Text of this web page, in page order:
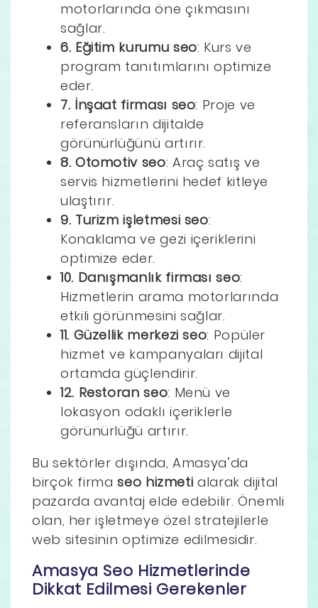
motorlarında öne çıkmasını
sağlar.
6. Eğitim kurumu seo: Kurs ve
program tanıtımlarını optimize
eder.
7. İnşaat firması seo: Proje ve
referansların dijitalde
görünürlüğünü artırır.
8. Otomotiv seo: Araç satış ve
servis hizmetlerini hedef kitleye
ulaştırır.
9. Turizm işletmesi seo:
Konaklama ve gezi içeriklerini
optimize eder.
10. Danışmanlık firması seo:
Hizmetlerin arama motorlarında
etkili görünmesini sağlar.
11. Güzellik merkezi seo: Popüler
hizmet ve kampanyaları dijital
ortamda güçlendirir.
12. Restoran seo: Menü ve
lokasyon odaklı içeriklerle
görünürlüğü artırır.
Bu sektörler dışında, Amasya’da
birçok firmaseo hizmeti alarak dijital
pazarda avantaj elde edebilir. Önemli
olan, her işletmeye özel stratejilerle
web sitesinin optimize edilmesidir.
Amasya Seo Hizmetlerinde
Dikkat Edilmesi Gerekenler